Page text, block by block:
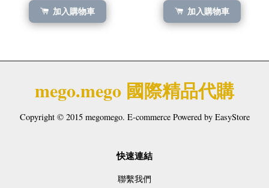
加入購物車 加入購物車
mego.mego 國際精品代購
Copyright © 2015 megomego. E-commerce Powered by EasyStore
快速連結
聯繫我們